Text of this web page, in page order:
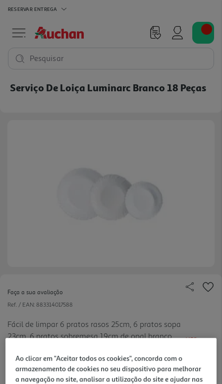
RESERVAR ENTREGA
Pesquisar
Serviço De Loiça Luminarc Branco 18 Peças
Faça a sua avaliação
Ref. / EAN: 883314017588
Fácil de limpar 6 pratos rasos 25cm, 6 pratos sopa
23cm, 6 pratos sobremesa 19cm de opal branco
Material 100% saudável 100% higiénico Não
poroso Longa duração
ver
Ao clicar em "Aceitar todos os cookies", concorda com o
armazenamento de cookies no seu dispositivo para melhorar
a navegação no site, analisar a utilização do site e ajudar nas